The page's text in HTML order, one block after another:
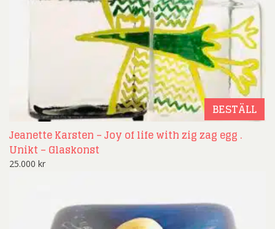
BESTÄLL
Jeanette Karsten – Joy of life with zig zag egg .
Unikt – Glaskonst
25.000 kr